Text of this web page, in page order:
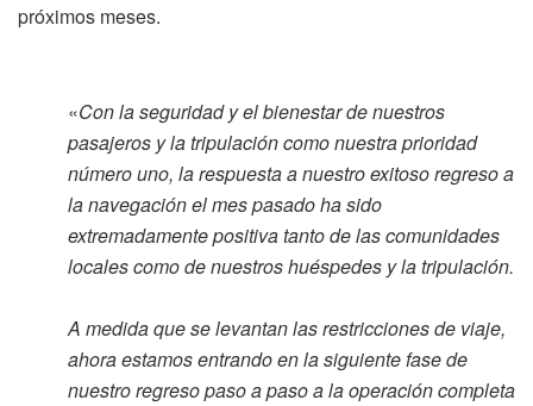
próximos meses.
«Con la seguridad y el bienestar de nuestros
pasajeros y la tripulación como nuestra prioridad
número uno, la respuesta a nuestro exitoso regreso a
la navegación el mes pasado ha sido
extremadamente positiva tanto de las comunidades
locales como de nuestros huéspedes y la tripulación.
A medida que se levantan las restricciones de viaje,
ahora estamos entrando en la siguiente fase de
nuestro regreso paso a paso a la operación completa